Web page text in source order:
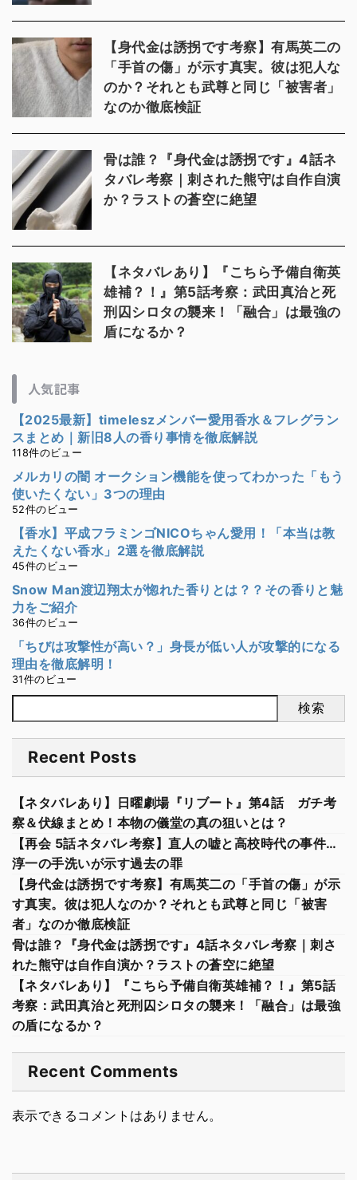
【身代金は誘拐です考察】有馬英二の
「手首の傷」が示す真実。彼は犯人な
のか？それとも武尊と同じ「被害者」
なのか徹底検証
骨は誰？『身代金は誘拐です』4話ネ
タバレ考察｜刺された熊守は自作自演
か？ラストの蒼空に絶望
【ネタバレあり】『こちら予備自衛英
雄補？！』第5話考察：武田真治と死
刑囚シロタの襲来！「融合」は最強の
盾になるか？
人気記事
【2025最新】timeleszメンバー愛用香水＆フレグラン
スまとめ｜新旧8人の香り事情を徹底解説
118件のビュー
メルカリの闇 オークション機能を使ってわかった「もう
使いたくない」3つの理由
52件のビュー
【香水】平成フラミンゴNICOちゃん愛用！「本当は教
えたくない香水」2選を徹底解説
45件のビュー
Snow Man渡辺翔太が惚れた香りとは？？その香りと魅
力をご紹介
36件のビュー
「ちびは攻撃性が高い？」身長が低い人が攻撃的になる
理由を徹底解明！
31件のビュー
検索
Recent Posts
【ネタバレあり】日曜劇場『リブート』第4話 ガチ考
察＆伏線まとめ！本物の儀堂の真の狙いとは？
【再会 5話ネタバレ考察】直人の嘘と高校時代の事件…
淳一の手洗いが示す過去の罪
【身代金は誘拐です考察】有馬英二の「手首の傷」が示
す真実。彼は犯人なのか？それとも武尊と同じ「被害
者」なのか徹底検証
骨は誰？『身代金は誘拐です』4話ネタバレ考察｜刺さ
れた熊守は自作自演か？ラストの蒼空に絶望
【ネタバレあり】『こちら予備自衛英雄補？！』第5話
考察：武田真治と死刑囚シロタの襲来！「融合」は最強
の盾になるか？
Recent Comments
表示できるコメントはありません。